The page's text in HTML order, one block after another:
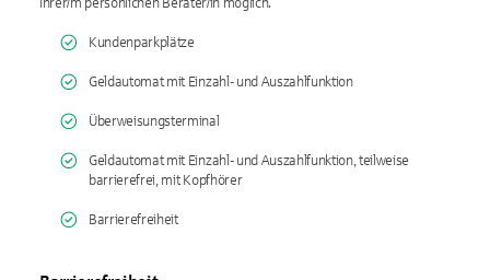
Ihrer/m persönlichen Berater/in möglich.
Kundenparkplätze
Geldautomat mit Einzahl- und Auszahlfunktion
Überweisungsterminal
Geldautomat mit Einzahl- und Auszahlfunktion, teilweise
barrierefrei, mit Kopfhörer
Barrierefreiheit